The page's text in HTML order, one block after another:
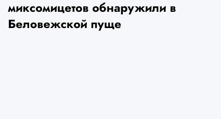
миксомицетов обнаружили в
Беловежской пуще